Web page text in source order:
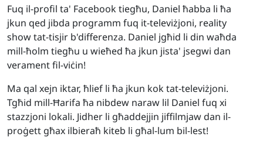
Fuq il-profil ta' Facebook tiegħu, Daniel ħabba li ħa
jkun qed jibda programm fuq it-televiżjoni, reality
show tat-tisjir b'differenza. Daniel jgħid li din waħda
mill-ħolm tiegħu u wieħed ħa jkun jista' jsegwi dan
verament fil-viċin!
Ma qal xejn iktar, ħlief li ħa jkun kok tat-televiżjoni.
Tgħid mill-Ħarifa ħa nibdew naraw lil Daniel fuq xi
stazzjoni lokali. Jidher li għaddejjin jiffilmjaw dan il-
proġett għax ilbieraħ kiteb li għal-lum bil-lest!